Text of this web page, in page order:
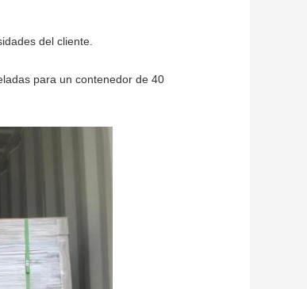
del cliente.
para un contenedor de 40